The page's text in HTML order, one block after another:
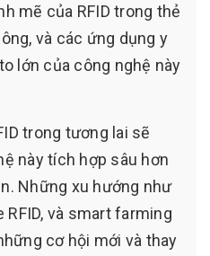
mẽ của RFID trong thẻ
và các ứng dụng y
lớn của công nghệ này
trong tương lai sẽ
này tích hợp sâu hơn
Những xu hướng như
RFID, và smart farming
cơ hội mới và thay